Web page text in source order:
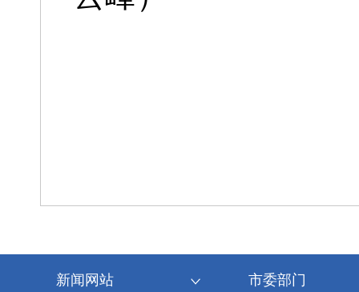
新闻网站 市委部门